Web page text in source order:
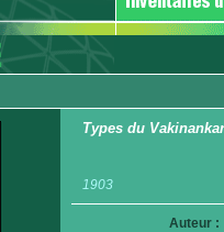
Types du
1903
Auteur :